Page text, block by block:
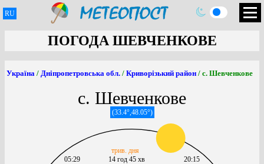
RU
ПОГОДА ШЕВЧЕНКОВЕ
Україна / Дніпропетровська обл. / Криворізький район / с. Шевченкове
с. Шевченкове
(33.4°,48.05°)
05:29
14 год 45 хв
трив. дня
20:15